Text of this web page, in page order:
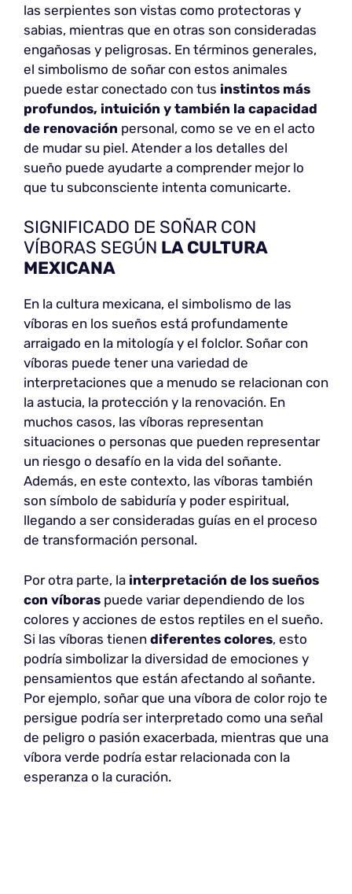
las serpientes son vistas como protectoras y
sabias, mientras que en otras son consideradas
engañosas y peligrosas. En términos generales,
el simbolismo de soñar con estos animales
puede estar conectado con tus instintos más
profundos, intuición y también la capacidad
de renovación personal, como se ve en el acto
de mudar su piel. Atender a los detalles del
sueño puede ayudarte a comprender mejor lo
que tu subconsciente intenta comunicarte.
SIGNIFICADO DE SOÑAR CON
VÍBORAS SEGÚN LA CULTURA
MEXICANA
En la cultura mexicana, el simbolismo de las
víboras en los sueños está profundamente
arraigado en la mitología y el folclor. Soñar con
víboras puede tener una variedad de
interpretaciones que a menudo se relacionan con
la astucia, la protección y la renovación. En
muchos casos, las víboras representan
situaciones o personas que pueden representar
un riesgo o desafío en la vida del soñante.
Además, en este contexto, las víboras también
son símbolo de sabiduría y poder espiritual,
llegando a ser consideradas guías en el proceso
de transformación personal.
Por otra parte, la interpretación de los sueños
con víboras puede variar dependiendo de los
colores y acciones de estos reptiles en el sueño.
Si las víboras tienen diferentes colores, esto
podría simbolizar la diversidad de emociones y
pensamientos que están afectando al soñante.
Por ejemplo, soñar que una víbora de color rojo te
persigue podría ser interpretado como una señal
de peligro o pasión exacerbada, mientras que una
víbora verde podría estar relacionada con la
esperanza o la curación.